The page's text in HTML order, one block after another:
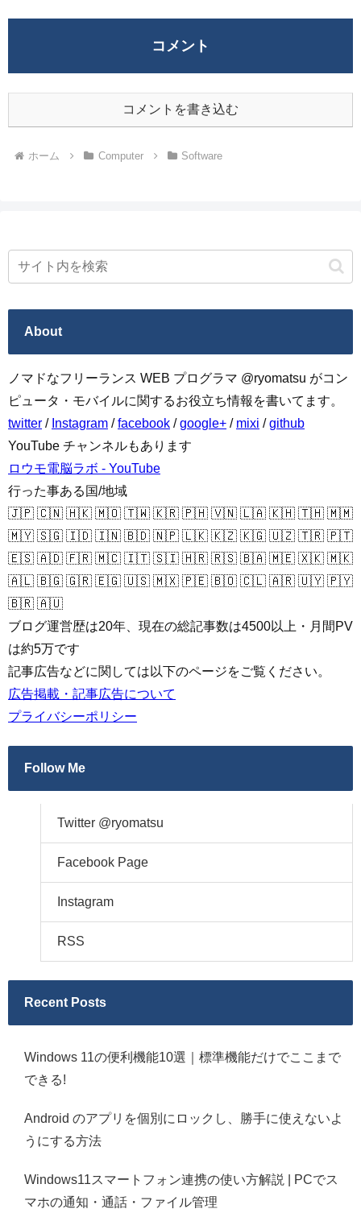
コメント
コメントを書き込む
ホーム Computer Software
About
ノマドなフリーランス WEB プログラマ @ryomatsu がコン
ピュータ・モバイルに関するお役立ち情報を書いてます。
twitter / Instagram /facebook /google+ / mixi /github
YouTube チャンネルもあります
ロウモ電脳ラボ - YouTube
行った事ある国/地域
🇯🇵 🇨🇳 🇭🇰 🇲🇴 🇹🇼 🇰🇷 🇵🇭 🇻🇳 🇱🇦 🇰🇭 🇹🇭 🇲🇲
🇲🇾 🇸🇬 🇮🇩 🇮🇳 🇧🇩 🇳🇵 🇱🇰 🇰🇿 🇰🇬 🇺🇿 🇹🇷 🇵🇹
🇪🇸 🇦🇩 🇫🇷 🇲🇨 🇮🇹 🇸🇮 🇭🇷 🇷🇸 🇧🇦 🇲🇪 🇽🇰 🇲🇰
🇦🇱 🇧🇬 🇬🇷 🇪🇬 🇺🇸 🇲🇽 🇵🇪 🇧🇴 🇨🇱 🇦🇷 🇺🇾 🇵🇾
🇧🇷 🇦🇺
ブログ運営歴は20年、現在の総記事数は4500以上・月間PV
は約5万です
記事広告などに関しては以下のページをご覧ください。
広告掲載・記事広告について
プライバシーポリシー
Follow Me
Twitter @ryomatsu
Facebook Page
Instagram
RSS
Recent Posts
Windows 11の便利機能10選｜標準機能だけでここまで
できる!
Android のアプリを個別にロックし、勝手に使えないよ
うにする方法
Windows11スマートフォン連携の使い方解説 | PCでス
マホの通知・通話・ファイル管理